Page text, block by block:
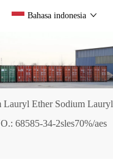
Bahasa indonesia
Lauryl Ether Sodium Lauryl
68585-34-2sles70%/aes